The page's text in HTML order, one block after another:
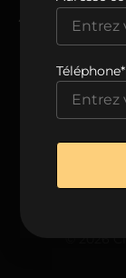
438 806-0999
© 2026
Téléphone*